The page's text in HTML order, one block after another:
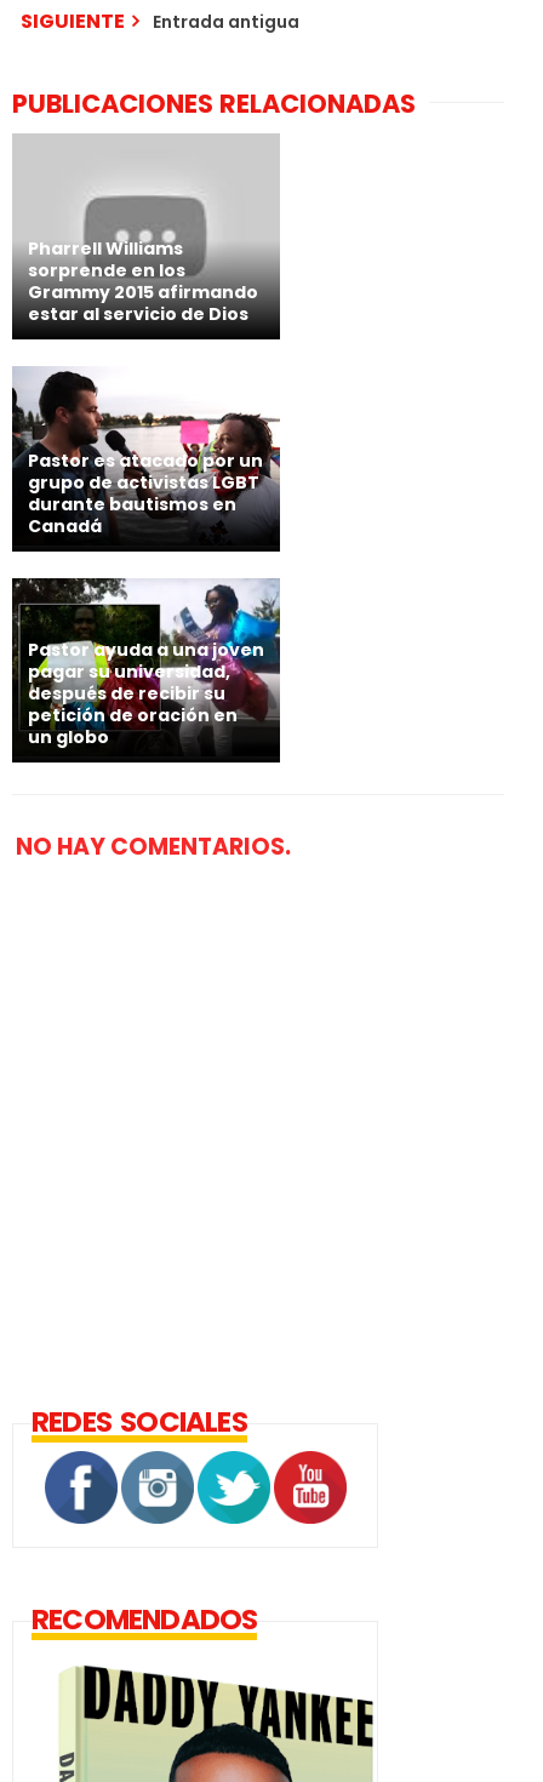
SIGUIENTE Entrada antigua
PUBLICACIONES RELACIONADAS
Pharrell Williams
sorprende en los
Grammy 2015 afirmando
estar al servicio de Dios
Pastor es atacado por un
grupo de activistas LGBT
durante bautismos en
Canadá
Pastor ayuda a una joven
pagar su universidad,
después de recibir su
petición de oración en
un globo
NO HAY COMENTARIOS.
REDES SOCIALES
RECOMENDADOS